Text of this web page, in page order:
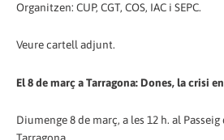
Organitzen: CUP, CGT, COS, IAC i SEPC.
Veure cartell adjunt.
El 8 de març a Tarragona: Dones, la crisi
Diumenge 8 de març, a les 12 h. al Passeig